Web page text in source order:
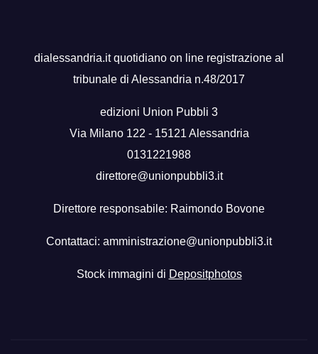
dialessandria.it quotidiano on line registrazione al
tribunale di Alessandria n.48/2017
edizioni Union Pubbli 3
Via Milano 122 - 15121 Alessandria
0131221988
direttore@unionpubbli3.it
Direttore responsabile: Raimondo Bovone
Contattaci: amministrazione@unionpubbli3.it
Stock immagini di Depositphotos